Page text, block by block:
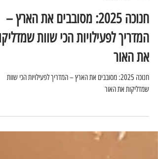
30 בנוב׳ 2025
חנוכה 2025: מסובבים את הארץ –
המדריך לפעילויות הכי שוות
את האור
חנוכה 2025: מסובבים את הארץ – המדריך לפעילויות הכי שוות